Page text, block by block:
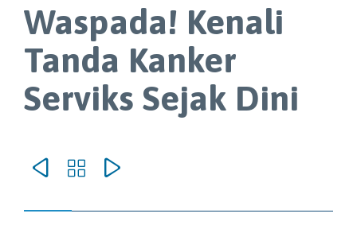
Waspada! Kenali
Tanda Kanker
Serviks Sejak Dini
  